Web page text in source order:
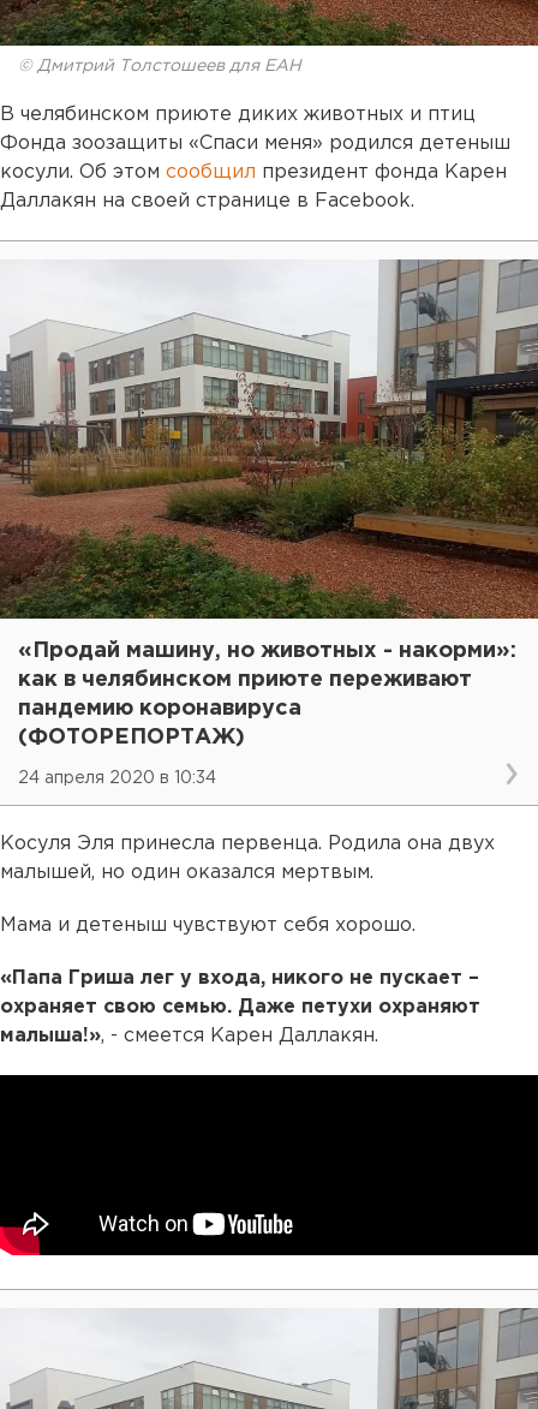
© Дмитрий Толстошеев для ЕАН
В челябинском приюте диких животных и птиц
Фонда зоозащиты «Спаси меня» родился детеныш
косули. Об этом сообщил президент фонда Карен
Даллакян на своей странице в Facebook.
«Продай машину, но животных - накорми»:
как в челябинском приюте переживают
пандемию коронавируса
(ФОТОРЕПОРТАЖ)
24 апреля 2020 в 10:34
Косуля Эля принесла первенца. Родила она двух
малышей, но один оказался мертвым.
Мама и детеныш чувствуют себя хорошо.
«Папа Гриша лег у входа, никого не пускает –
охраняет свою семью. Даже петухи охраняют
малыша!», - смеется Карен Даллакян.